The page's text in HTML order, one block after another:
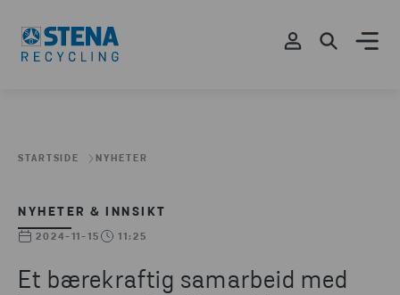
STARTSIDE NYHETER
NYHETER & INNSIKT
2024-11-15 11:25
Et bærekraftig samarbeid med